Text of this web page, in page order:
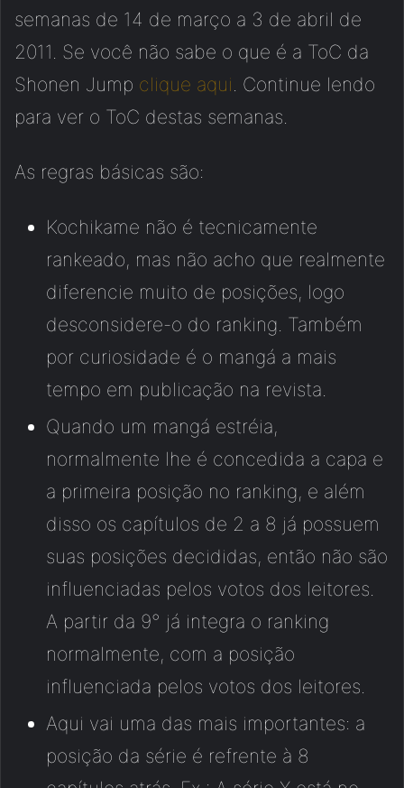
semanas de 14 de março a 3 de abril de
2011. Se você não sabe o que é a ToC da
Shonen Jump clique aqui. Continue lendo
para ver o ToC destas semanas.
As regras básicas são:
Kochikame não é tecnicamente
rankeado, mas não acho que realmente
diferencie muito de posições, logo
desconsidere-o do ranking. Também
por curiosidade é o mangá a mais
tempo em publicação na revista.
Quando um mangá estréia,
normalmente lhe é concedida a capa e
a primeira posição no ranking, e além
disso os capítulos de 2 a 8 já possuem
suas posições decididas, então não são
influenciadas pelos votos dos leitores.
A partir da 9° já integra o ranking
normalmente, com a posição
influenciada pelos votos dos leitores.
Aqui vai uma das mais importantes: a
posição da série é refrente à 8